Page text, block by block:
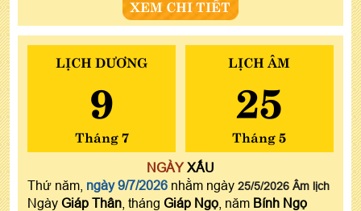
XEM CHI TIẾT
LỊCH DƯƠNG
9
Tháng 7
LỊCH ÂM
25
Tháng 5
NGÀYXẤU
Thứ năm, ngày 9/7/2026 nhằm ngày 25/5/2026 Âm lịch
Ngày Giáp Thân , tháng Giáp Ngọ , năm Bính Ngọ